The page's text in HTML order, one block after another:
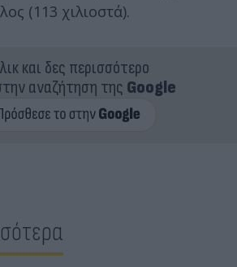
(113 χιλιοστά).
και δες περισσότερο
αναζήτηση της Google